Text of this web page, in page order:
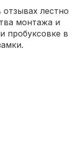
лестно
монтажа и
пробуксовке в